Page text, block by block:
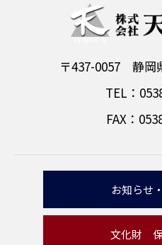
〒437-0057 静岡
TEL：
FAX：
お知らせ
文化財